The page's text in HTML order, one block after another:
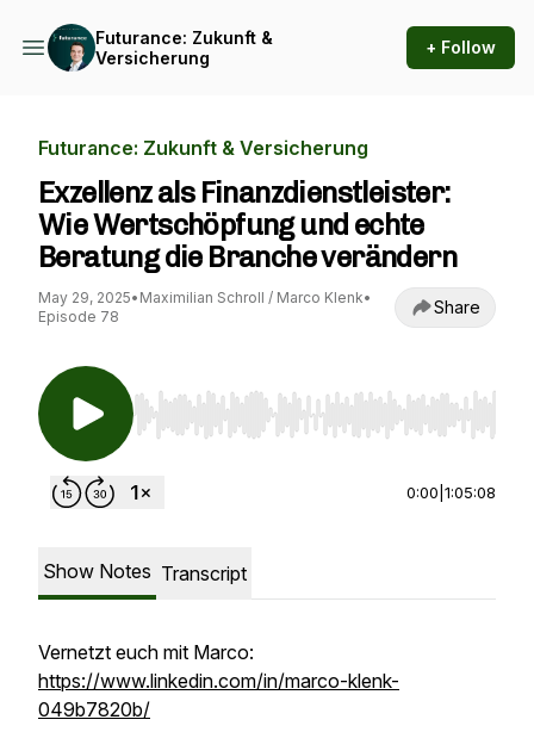
Futurance: Zukunft &
Versicherung
+ Follow
Futurance: Zukunft & Versicherung
Exzellenz als Finanzdienstleister:
Wie Wertschöpfung und echte
Beratung die Branche verändern
May 29, 2025• Maximilian Schroll / Marco Klenk•
Episode 78
Share
Use Left/Right to seek, Home/End to jump to
0:00 1:05:08
Show Notes Transcript
Vernetzt euch mit Marco:
https://www.linkedin.com/in/marco-klenk-
049b7820b/